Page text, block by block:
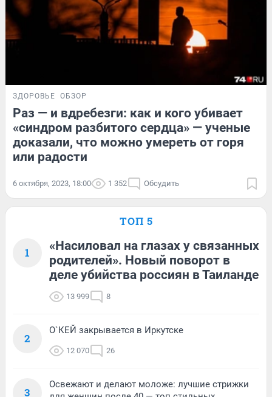
ЗДОРОВЬЕ ОБЗОР
Раз — и вдребезги: как и кого убивает
«синдром разбитого сердца» — ученые
доказали, что можно умереть от горя
или радости
6 октября, 2023, 18:00 1 352 Обсудить
ТОП 5
1
«Насиловал на глазах у связанных
родителей». Новый поворот в
деле убийства россиян в Таиланде
13 999 8
2
О`КЕЙ закрывается в Иркутске
12 070 26
3
Освежают и делают моложе: лучшие стрижки